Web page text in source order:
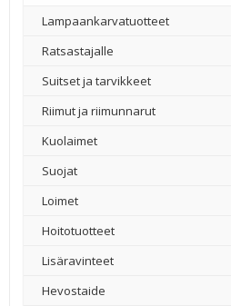
Lampaankarvatuotteet
Ratsastajalle
Suitset ja tarvikkeet
Riimut ja riimunnarut
Kuolaimet
Suojat
Loimet
Hoitotuotteet
Lisäravinteet
Hevostaide